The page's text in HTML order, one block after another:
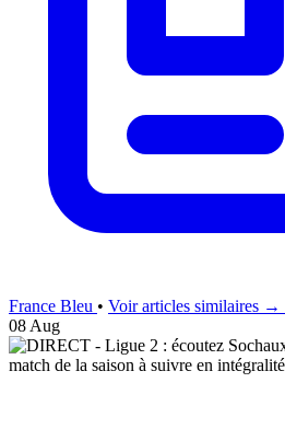
France Bleu • Voir articles similaires →
08 Aug